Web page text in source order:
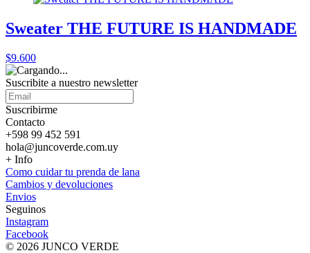
Sweater THE FUTURE IS HANDMADE
$9.600
Suscribite a nuestro newsletter
Suscribirme
Contacto
+598 99 452 591
hola@juncoverde.com.uy
+ Info
Como cuidar tu prenda de lana
Cambios y devoluciones
Envios
Seguinos
Instagram
Facebook
© 2026 JUNCO VERDE